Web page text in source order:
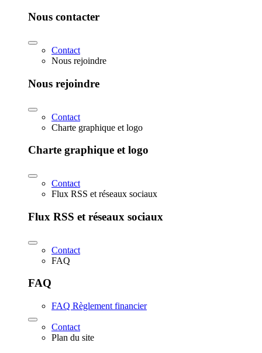
Nous contacter
Contact
Nous rejoindre
Nous rejoindre
Contact
Charte graphique et logo
Charte graphique et logo
Contact
Flux RSS et réseaux sociaux
Flux RSS et réseaux sociaux
Contact
FAQ
FAQ
FAQ Règlement financier
Contact
Plan du site